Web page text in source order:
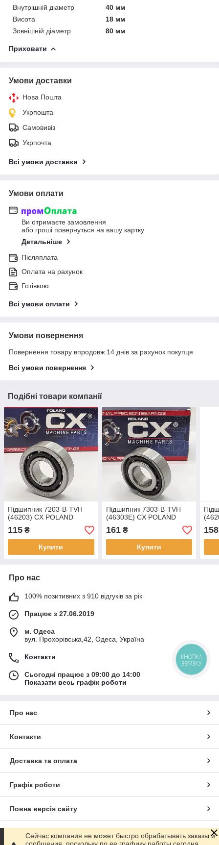
Внутрішній діаметр
40 мм
Висота
18 мм
Зовнішній діаметр
80 мм
Приховати
Умови доставки
Нова Пошта
Укрпошта
Самовивіз
Укрпочта
Всі умови доставки
Умови оплати
Ви отримаєте замовлення
або гроші повернуться на вашу картку
Детальніше
Післяплата
Оплата на рахунок
Готівкою
Всі умови оплати
Умови повернення
Повернення товару впродовж 14 днів за рахунок покупця
Всі умови повернення
Подібні товари компанії
Підшипник 7203-B-TVH
(46203) CX POLAND
115 ₴
Купити
Підшипник 7303-B-TVH
(46303Е) CX POLAND
161₴
Купити
158
Про нас
100% позитивних з 910 відгуків за рік
Працює з 27.06.2019
м. Одеса
вул. Прохорівська,42, Одеса, Україна
Контакти
Сьогодні працює з 09:00 до 14:00
Показати весь графік роботи
Про нас
Контакти
Доставка та оплата
Графік роботи
Повна версія сайту
Сайт створено на маркетплейсі Prom.ua
Сейчас компания не может быстро обрабатывать заказы и
КНОПКА
ЗВ'ЯЗКУ